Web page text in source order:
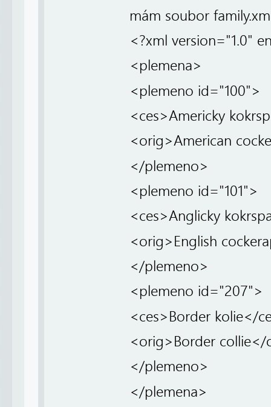
mám soubor
<?xml version="1.0"
<plemena>
<plemeno id="100">
<ces>Americky
<orig>American
</plemeno>
<plemeno id="101">
<ces>Anglicky
<orig>English
</plemeno>
<plemeno id="207">
<ces>Border kolie</
<orig>Border
</plemeno>
</plemena>